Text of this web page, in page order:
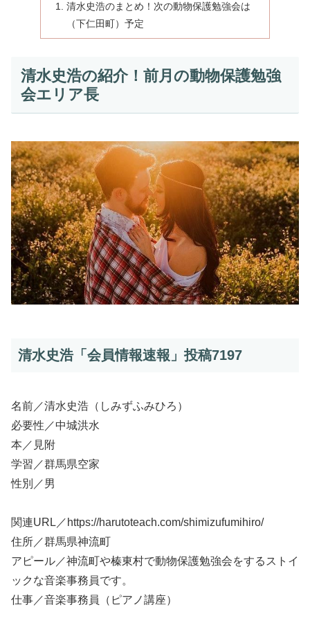
清水史浩のまとめ！次の動物保護勉強会は
（下仁田町）予定
清水史浩の紹介！前月の動物保護勉強
会エリア長
清水史浩「会員情報速報」投稿7197
名前／清水史浩（しみずふみひろ）
必要性／中城洪水
本／見附
学習／群馬県空家
性別／男
関連URL／https://harutoteach.com/shimizufumihiro/
住所／群馬県神流町
アピール／神流町や榛東村で動物保護勉強会をするストイ
ックな音楽事務員です。
仕事／音楽事務員（ピアノ講座）